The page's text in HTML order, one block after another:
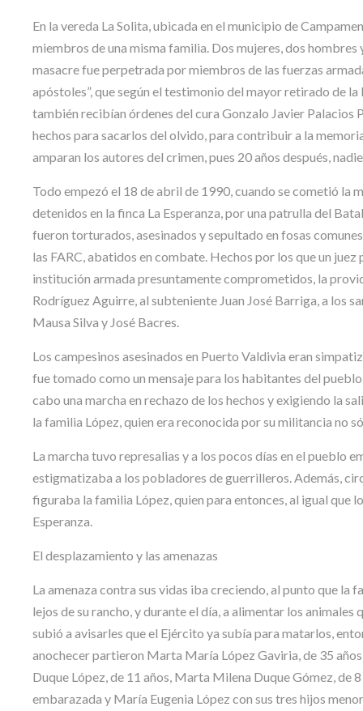
En la vereda La Solita, ubicada en el municipio de
miembros de una misma familia. Dos mujeres, dos
masacre fue perpetrada por miembros de las fuerzas
apóstoles”, que según el testimonio del mayor retirado de
también recibían órdenes del cura Gonzalo Javier Palacios
hechos para sacarlos del olvido, para contribuir a la
amparan los autores del crimen, pues 20 años después,
Todo empezó el 18 de abril de 1990, cuando se cometió la
detenidos en la finca La Esperanza, por una patrulla del
fueron torturados, asesinados y sepultado en fosas
las FARC, abatidos en combate. Hechos por los que un
institución armada presuntamente comprometidos, la
Rodríguez Aguirre, al subteniente Juan José Barriga, a los
Mausa Silva y José Bacres.
Los campesinos asesinados en Puerto Valdivia eran
fue tomado como un mensaje para los habitantes del
cabo una marcha en rechazo de los hechos y exigiendo la
la familia López, quien era reconocida por su militancia no
La marcha tuvo represalias y a los pocos días en el pueblo
estigmatizaba a los pobladores de guerrilleros. Además,
figuraba la familia López, quien para entonces, al igual que
Esperanza.
El desplazamiento y las amenazas
La amenaza contra sus vidas iba creciendo, al punto que la
lejos de su rancho, y durante el día, a alimentar los
subió a avisarles que el Ejército ya subía para matarlos,
anochecer partieron Marta María López Gaviria, de 35
Duque López, de 11 años, Marta Milena Duque Gómez, de
embarazada y María Eugenia López con sus tres hijos